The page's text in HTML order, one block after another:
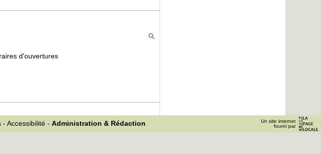
d'ouvertures
- Accessibilité - Administration & Rédaction
Un site internet
fourni par